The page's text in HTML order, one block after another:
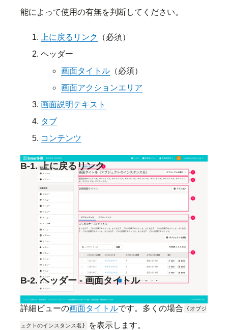
能によって使用の有無を判断してください。
上に戻るリンク
（必須）
ヘッダー
画面タイトル （必須）
画面アクションエリア
画面説明テキスト
タブ
コンテンツ
B-1. 上に戻るリンク
一階層上のコンテンツに誘導するためのリンクで
す。詳細は、
UpwardLinkを参照してください。
一覧ビュー（オブジェクトの一覧）に戻ることを想
定しています。
B-2. ヘッダー - 画面タイトル
詳細ビューの画面タイトルです。多くの場合 {オブジ
ェクトのインスタンス名} を表示します。